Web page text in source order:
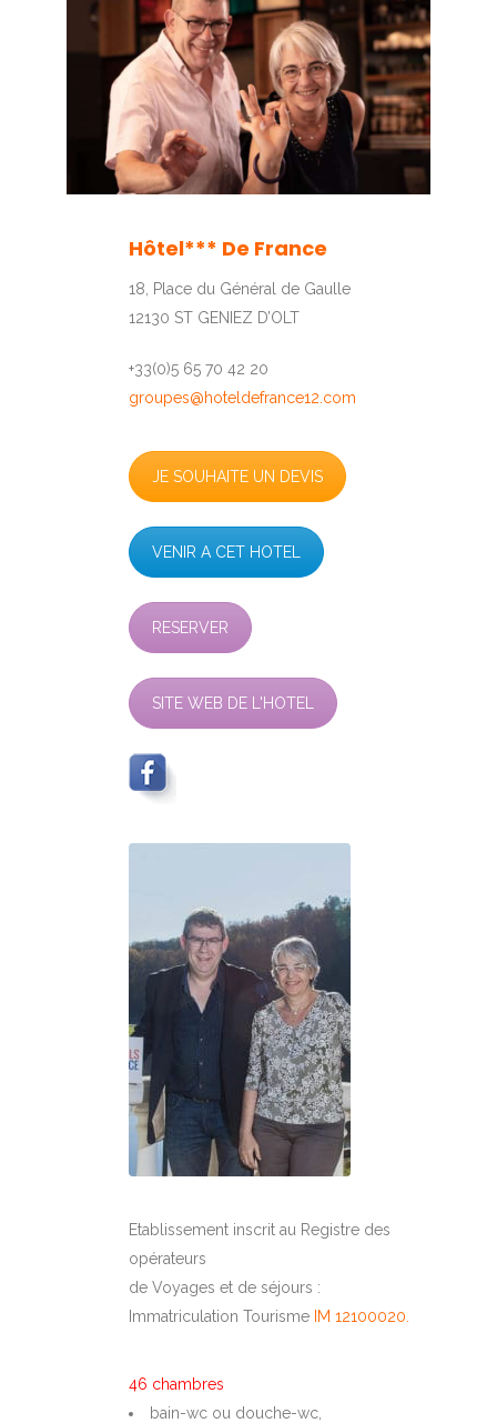
2
Hôtel*** De France
18, Place du Général de Gaulle
12130 ST GENIEZ D’OLT
+33(0)5 65 70 42 20
groupes@hoteldefrance12.com
JE SOUHAITE UN DEVIS
VENIR A CET HOTEL
RESERVER
SITE WEB DE L'HOTEL
Etablissement inscrit au Registre des
opérateurs
de Voyages et de séjours :
Immatriculation Tourisme IM 12100020.
46 chambres
bain-wc ou douche-wc,